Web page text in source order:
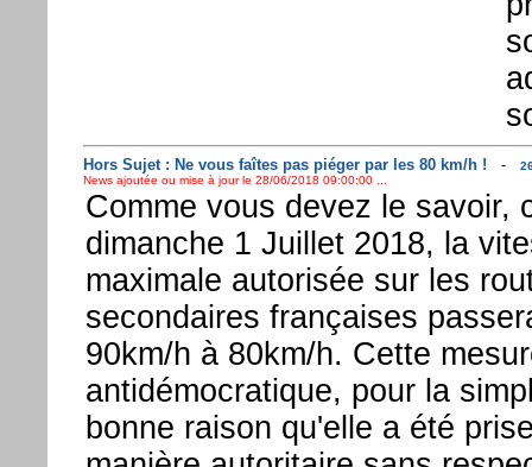
Hors Sujet : Ne vous faîtes pas piéger par les 80 km/h ! -
News ajoutée ou mise à jour le 28/06/2018 09:00:00 ...
Comme vous devez le savoir,
dimanche 1 Juillet 2018, la
maximale autorisée sur les
secondaires françaises
90km/h à 80km/h. Cette
antidémocratique, pour la
bonne raison qu'elle a été